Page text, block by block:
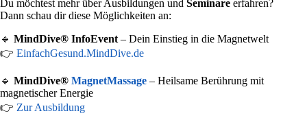
Du möchtest mehr über Ausbildungen und Seminare erfahren?
Dann schau dir diese Möglichkeiten an:
🔹 MindDive® InfoEvent – Dein Einstieg in die Magnetwelt
👉 EinfachGesund.MindDive.de
🔹 MindDive® MagnetMassage – Heilsame Berührung mit
magnetischer Energie
👉 Zur Ausbildung